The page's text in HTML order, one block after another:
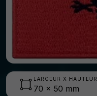
LARGEUR X HAUTEUR
70 x 50 mm